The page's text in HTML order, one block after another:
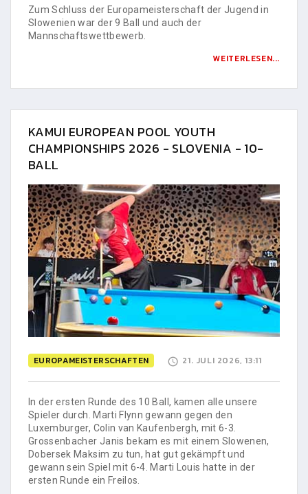
Zum Schluss der Europameisterschaft der Jugend in
Slowenien war der 9 Ball und auch der
Mannschaftswettbewerb.
WEITERLESEN...
KAMUI EUROPEAN POOL YOUTH
CHAMPIONSHIPS 2026 - SLOVENIA - 10-
BALL
EUROPAMEISTERSCHAFTEN 21. JULI 2026, 13:11
In der ersten Runde des 10 Ball, kamen alle unsere
Spieler durch. Marti Flynn gewann gegen den
Luxemburger, Colin van Kaufenbergh, mit 6-3.
Grossenbacher Janis bekam es mit einem Slowenen,
Dobersek Maksim zu tun, hat gut gekämpft und
gewann sein Spiel mit 6-4. Marti Louis hatte in der
ersten Runde ein Freilos.